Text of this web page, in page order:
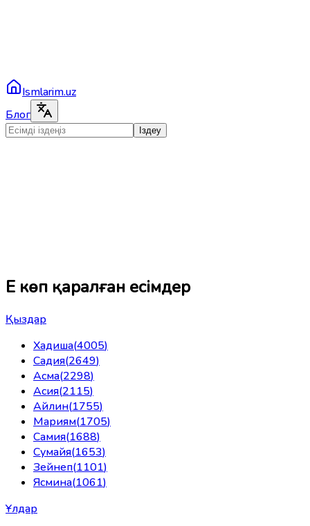
Ismlarim.uz
Блог
Іздеу
Ең көп қаралған есімдер
Қыздар
Хадиша(4005)
Садия(2649)
Асма(2298)
Асия(2115)
Айлин(1755)
Мариям(1705)
Самия(1688)
Сумайя(1653)
Зейнеп(1101)
Ясмина(1061)
Ұлдар